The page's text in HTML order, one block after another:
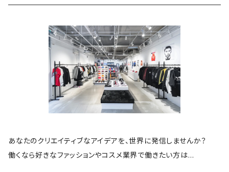
あなたのクリエイティブなアイデアを、世界に発信しませんか？
働くなら好きなファッションやコスメ業界で働きたい方は…